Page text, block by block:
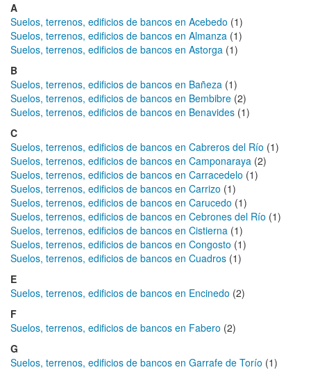
A
Suelos, terrenos, edificios de bancos en Acebedo (1)
Suelos, terrenos, edificios de bancos en Almanza (1)
Suelos, terrenos, edificios de bancos en Astorga (1)
B
Suelos, terrenos, edificios de bancos en Bañeza (1)
Suelos, terrenos, edificios de bancos en Bembibre (2)
Suelos, terrenos, edificios de bancos en Benavides (1)
C
Suelos, terrenos, edificios de bancos en Cabreros del Río (1)
Suelos, terrenos, edificios de bancos en Camponaraya (2)
Suelos, terrenos, edificios de bancos en Carracedelo (1)
Suelos, terrenos, edificios de bancos en Carrizo (1)
Suelos, terrenos, edificios de bancos en Carucedo (1)
Suelos, terrenos, edificios de bancos en Cebrones del Río (1)
Suelos, terrenos, edificios de bancos en Cistierna (1)
Suelos, terrenos, edificios de bancos en Congosto (1)
Suelos, terrenos, edificios de bancos en Cuadros (1)
E
Suelos, terrenos, edificios de bancos en Encinedo (2)
F
Suelos, terrenos, edificios de bancos en Fabero (2)
G
Suelos, terrenos, edificios de bancos en Garrafe de Torío (1)